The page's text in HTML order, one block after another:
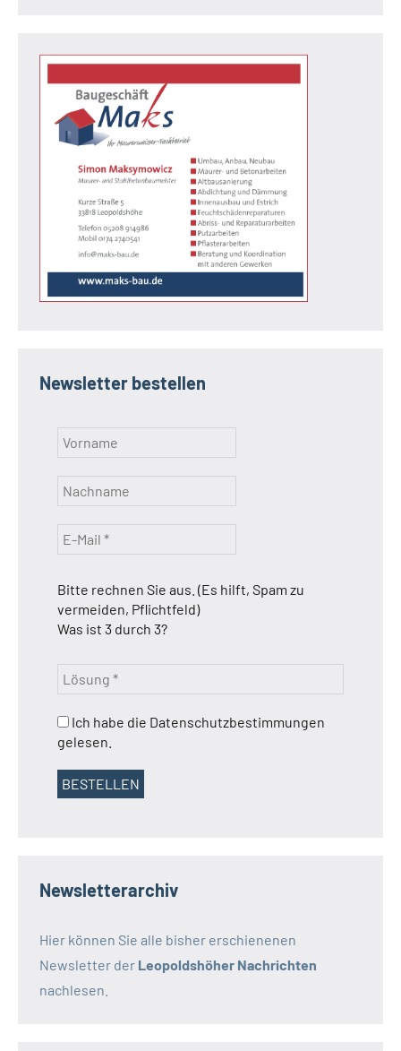
Newsletter bestellen
Bitte rechnen Sie aus. (Es hilft, Spam zu
vermeiden, Pflichtfeld)
Was ist 3 durch 3?
Ich habe die Datenschutzbestimmungen
gelesen.
Newsletterarchiv
Hier können Sie alle bisher erschienenen
Newsletter der Leopoldshöher Nachrichten
nachlesen.